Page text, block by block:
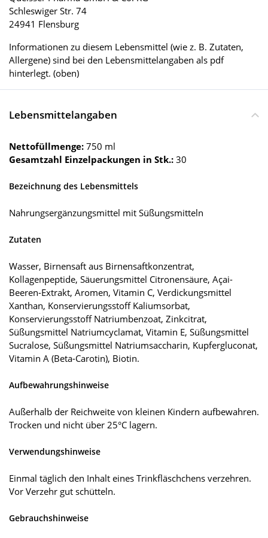
Schleswiger Str. 74
24941 Flensburg
Informationen zu diesem Lebensmittel (wie z. B. Zutaten,
Allergene) sind bei den Lebensmittelangaben als pdf
hinterlegt. (oben)
Lebensmittelangaben
Nettofüllmenge: 750 ml
Gesamtzahl Einzelpackungen in Stk.: 30
Bezeichnung des Lebensmittels
Nahrungsergänzungsmittel mit Süßungsmitteln
Zutaten
Wasser, Birnensaft aus Birnensaftkonzentrat,
Kollagenpeptide, Säuerungsmittel Citronensäure, Açai-
Beeren-Extrakt, Aromen, Vitamin C, Verdickungsmittel
Xanthan, Konservierungsstoff Kaliumsorbat,
Konservierungsstoff Natriumbenzoat, Zinkcitrat,
Süßungsmittel Natriumcyclamat, Vitamin E, Süßungsmittel
Sucralose, Süßungsmittel Natriumsaccharin, Kupfergluconat,
Vitamin A (Beta-Carotin), Biotin.
Aufbewahrungshinweise
Außerhalb der Reichweite von kleinen Kindern aufbewahren.
Trocken und nicht über 25°C lagern.
Verwendungshinweise
Einmal täglich den Inhalt eines Trinkfläschchens verzehren.
Vor Verzehr gut schütteln.
Gebrauchshinweise